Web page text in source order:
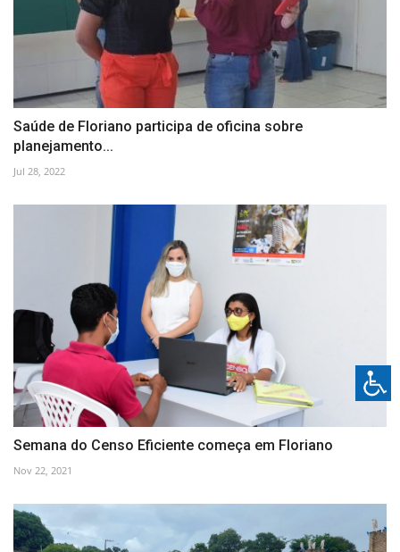
Saúde de Floriano participa de oficina sobre
planejamento...
Jul 28, 2022
Semana do Censo Eficiente começa em Floriano
Nov 22, 2021